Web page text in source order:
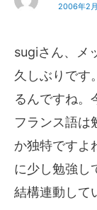
2006年2
sugiさん、メ
久しぶりです
るんですね。
フランス語は
か独特ですよ
に少し勉強し
結構連動して